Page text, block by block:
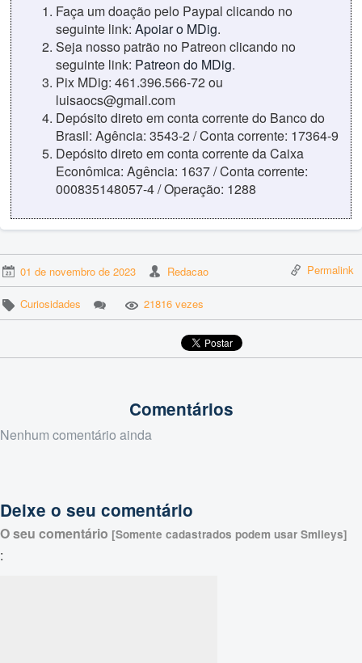
Faça um doação pelo Paypal clicando no
seguinte link: Apoiar o MDig.
Seja nosso patrão no Patreon clicando no
seguinte link: Patreon do MDig.
Pix MDig: 461.396.566-72 ou
luisaocs@gmail.com
Depósito direto em conta corrente do Banco do
Brasil: Agência: 3543-2 / Conta corrente: 17364-9
Depósito direto em conta corrente da Caixa
Econômica: Agência: 1637 / Conta corrente:
000835148057-4 / Operação: 1288
01 de novembro de 2023 Redacao Permalink
Curiosidades 21816 vezes
Comentários
Nenhum comentário ainda
Deixe o seu comentário
O seu comentário [Somente cadastrados podem usar Smileys]
: